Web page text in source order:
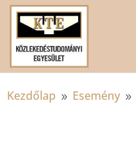
Kezdőlap 9 Esemény 9